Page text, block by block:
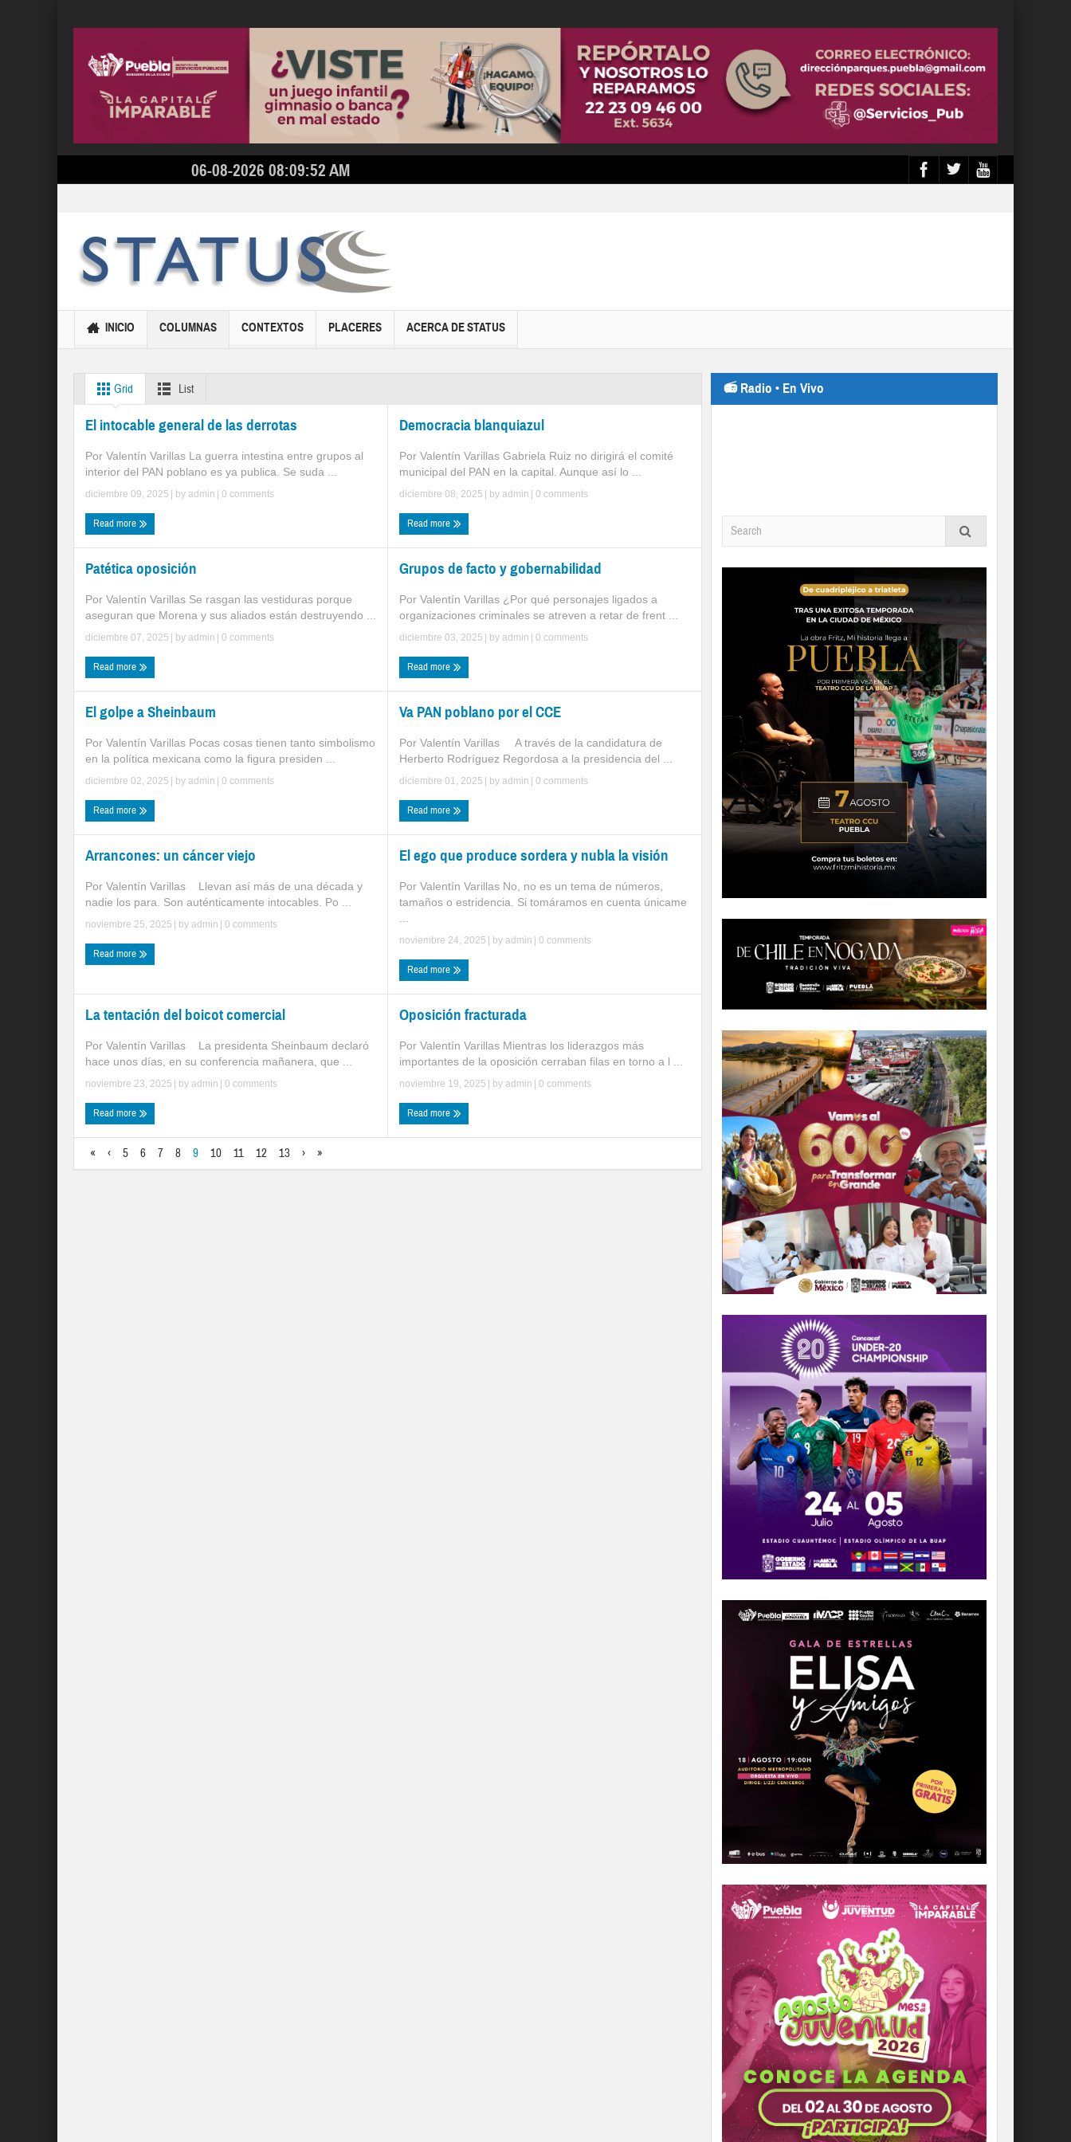
06-08-2026 08:09:52 AM
INICIO COLUMNAS CONTEXTOS PLACERES ACERCA DE STATUS
Grid List
El intocable general de las derrotas
Por Valentín Varillas La guerra intestina entre grupos al
interior del PAN poblano es ya publica. Se suda ...
diciembre 09, 2025 | by admin 0 comments
Read more
Democracia blanquiazul
Por Valentín Varillas Gabriela Ruiz no dirigirá el comité
municipal del PAN en la capital. Aunque así lo ...
diciembre 08, 2025 | byadmin 0 comments
Read more
Patética oposición
Por Valentín Varillas Se rasgan las vestiduras porque
aseguran que Morena y sus aliados están destruyendo ...
diciembre 07, 2025 | by admin 0 comments
Read more
Grupos de facto y gobernabilidad
Por Valentín Varillas ¿Por qué personajes ligados a
organizaciones criminales se atreven a retar de frent ...
diciembre 03, 2025 | byadmin 0 comments
Read more
El golpe a Sheinbaum
Por Valentín Varillas Pocas cosas tienen tanto simbolismo
en la política mexicana como la figura presiden ...
diciembre 02, 2025 | by admin 0 comments
Read more
Va PAN poblano por el CCE
Por Valentín Varillas A través de la candidatura de
Herberto Rodríguez Regordosa a la presidencia del ...
diciembre 01, 2025 | byadmin 0 comments
Read more
Arrancones: un cáncer viejo
Por Valentín Varillas Llevan así más de una década y
nadie los para. Son auténticamente intocables. Po ...
noviembre 25, 2025 | by admin 0 comments
Read more
El ego que produce sordera y nubla la visión
Por Valentín Varillas No, no es un tema de números,
tamaños o estridencia. Si tomáramos en cuenta únicame
noviembre 24, 2025 | byadmin 0 comments
Read more
La tentación del boicot comercial
Por Valentín Varillas La presidenta Sheinbaum declaró
hace unos días, en su conferencia mañanera, que ...
noviembre 23, 2025 | by admin 0 comments
Read more
Oposición fracturada
Por Valentín Varillas Mientras los liderazgos más
importantes de la oposición cerraban filas en torno a l ...
noviembre 19, 2025 | byadmin 0 comments
Read more
« ‹ 5 6 7 8 9 10 11 12 13 › »
📻 Radio • En Vivo